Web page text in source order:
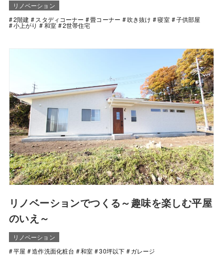
リノベーション
2階建
スタディコーナー 畳コーナー 吹き抜け 寝室 子供部屋
小上がり 和室 2世帯住宅
リノベーションでつくる～趣味を楽しむ平屋
のいえ～
リノベーション
平屋
造作洗面化粧台 和室 30坪以下 ガレージ